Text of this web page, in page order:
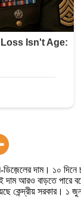
দাম। ১০ দিনে
আরও বাড়তে পারে
কেন্দ্রীয় সরকার।